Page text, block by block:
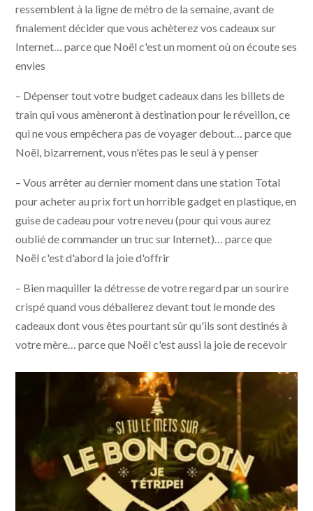
ressemblent à la ligne de métro de la semaine, avant de
finalement décider que vous achèterez vos cadeaux sur
Internet… parce que Noël c'est un moment où on écoute ses
envies
– Dépenser tout votre budget cadeaux dans les billets de
train qui vous amèneront à destination pour le réveillon, ce
qui ne vous empêchera pas de voyager debout… parce que
Noël, bizarrement, vous n'êtes pas le seul à y penser
– Vous arrêter au dernier moment dans une station Total
pour acheter au prix fort un horrible gadget en plastique, en
guise de cadeau pour votre neveu (pour qui vous aurez
oublié de commander un truc sur Internet)… parce que
Noël c'est d'abord la joie d'offrir
– Bien maquiller la détresse de votre regard par un sourire
crispé quand vous déballerez devant tout le monde des
cadeaux dont vous êtes pourtant sûr qu'ils sont destinés à
votre mère… parce que Noël c'est aussi la joie de recevoir